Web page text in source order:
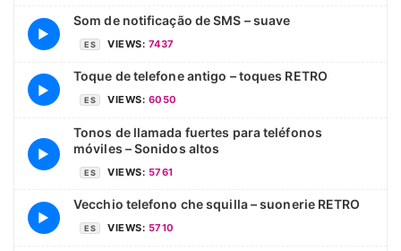
▶
Som de notificação de SMS – suave
ES VIEWS: 7437
▶
Toque de telefone antigo – toques RETRO
ES VIEWS: 6050
▶
Tonos de llamada fuertes para teléfonos
móviles – Sonidos altos
ES VIEWS: 5761
▶
Vecchio telefono che squilla – suonerie RETRO
ES VIEWS: 5710